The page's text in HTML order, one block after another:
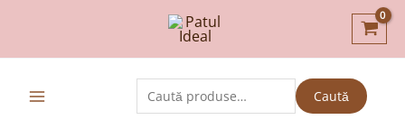
content
Caută
după:
Caută
p